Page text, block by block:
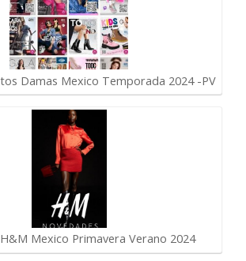
Damas Mexico Temporada 2024 -PV
Mexico Primavera Verano 2024